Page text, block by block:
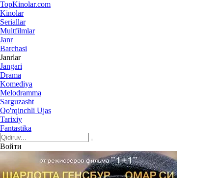
TopKinolar.com
Kinolar
Seriallar
Multfilmlar
Janr
Barchasi
Janrlar
Jangari
Drama
Komediya
Melodramma
Sarguzasht
Qo'rqinchli Ujas
Tarixiy
Fantastika
Войти